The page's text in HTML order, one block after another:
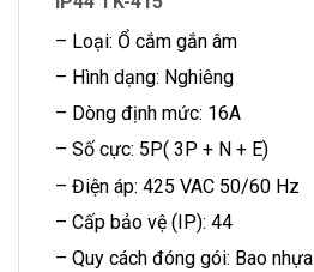
– Loại: Ổ cắm gắn âm
– Hình dạng: Nghiêng
– Dòng định mức: 16A
– Số cực: 5P( 3P + N + E)
– Điện áp: 425 VAC 50/60 Hz
– Cấp bảo vệ (IP): 44
– Quy cách đóng gói: Bao nhựa